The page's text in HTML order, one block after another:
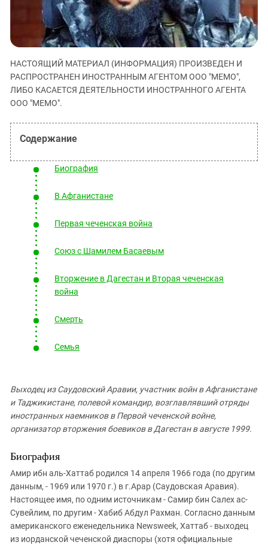
ЗАСТАВЛЯЕТ
КАВКАЗ ЗА ПАЛЕСТИНУ
ИНАКОМЫСЛИЕ В ЧЕЧНЕ
ПРЕСЛЕДОВАНИЕ АКТИВИСТОВ
МОБИЛИЗАЦИЯ И ПРОТЕСТЫ
Дагестан
Ингушетия
Кабардино-Балкария
Калмыкия
Краснодарский край
Нагорный Карабах
Российская Федерация
Ростовская область
Северная Осетия - Алания
СКФО
Ставропольский край
Чечня
Южная Осетия
Южный Кавказ
ЮФО
НАСТОЯЩИЙ МАТЕРИАЛ (ИНФОРМАЦИЯ) ПРОИЗВЕДЕН И
РАСПРОСТРАНЕН ИНОСТРАННЫМ АГЕНТОМ ООО "МЕМО",
ЛИБО КАСАЕТСЯ ДЕЯТЕЛЬНОСТИ ИНОСТРАННОГО АГЕНТА
ООО "МЕМО".
Биография
В Афганистане
Первая чеченская война
Союз с Шамилем Басаевым
Вторжение в Дагестан и Вторая чеченская
война
Смерть
Семья
Выходец из Саудовский Аравии, участник войн в Афганистане
и Таджикистане, полевой командир, возглавлявший отряды
иностранных наемников в Первой чеченской войне,
организатор вторжения боевиков в Дагестан в августе 1999.
Биография
Амир ибн аль-Хаттаб родился 14 апреля 1966 года (по другим
данным, - 1969 или 1970 г.) в г.Арар (Саудовская Аравия).
Настоящее имя, по одним источникам - Самир бин Салех ас-
Сувейлим, по другим - Хабиб Абдул Рахман. Согласно данным
американского еженедельника Newsweek, Хаттаб - выходец
из иорданской чеченской диаспоры (хотя официальные